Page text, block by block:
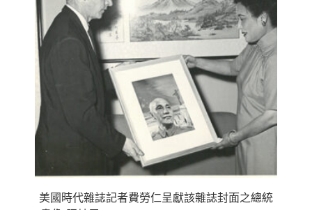
美國時代雜誌記者費勞仁呈獻該雜誌封面之總統